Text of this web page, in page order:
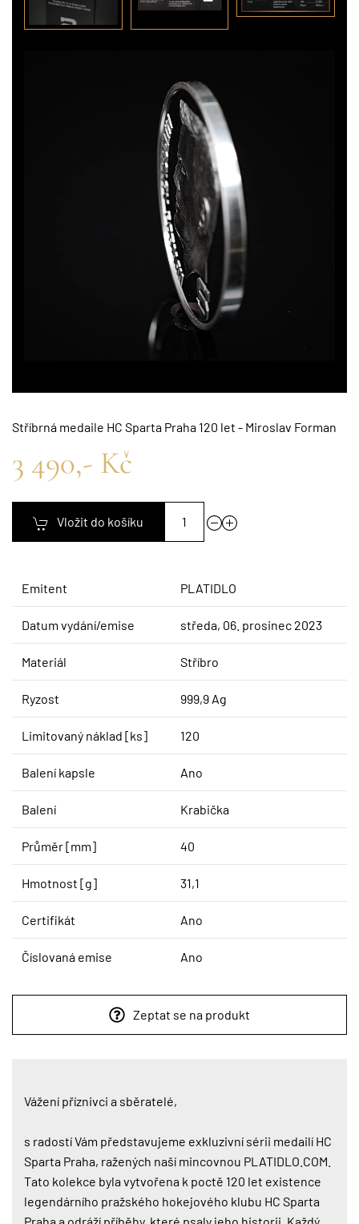
Stříbrná medaile HC Sparta Praha 120 let - Miroslav Forman
3 490,- Kč
Vložit do košíku
Emitent PLATIDLO
Datum vydání/emise středa, 06. prosinec 2023
Materiál Stříbro
Ryzost 999,9 Ag
Limitovaný náklad [ks] 120
Balení kapsle Ano
Balení Krabička
Průměr [mm] 40
Hmotnost [g] 31,1
Certifikát Ano
Číslovaná emise Ano
Zeptat se na produkt
Vážení příznivci a sběratelé,
s radostí Vám představujeme exkluzivní sérii medailí HC
Sparta Praha, ražených naší mincovnou PLATIDLO.COM.
Tato kolekce byla vytvořena k poctě 120 let existence
legendárního pražského hokejového klubu HC Sparta